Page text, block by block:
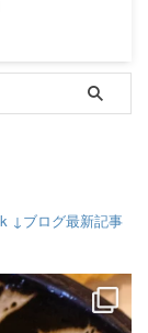
↓ブログ最新記事